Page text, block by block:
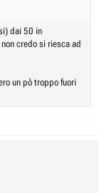
dai 50 in
credo si riesca ad
un pò troppo fuori